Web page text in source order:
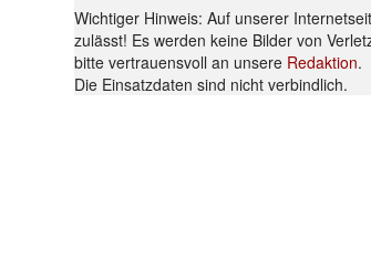
Wichtiger Hinweis: Auf unserer
zulässt! Es werden keine Bilder von
bitte vertrauensvoll an unsere Redaktion.
Die Einsatzdaten sind nicht verbindlich.